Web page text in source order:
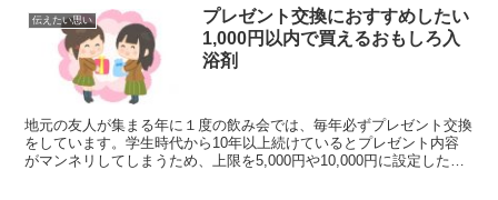
伝えたい思い
プレゼント交換におすすめしたい
1,000円以内で買えるおもしろ入
浴剤
地元の友人が集まる年に１度の飲み会では、毎年必ずプレゼント交換
をしています。学生時代から10年以上続けているとプレゼント内容
がマンネリしてしまうため、上限を5,000円や10,000円に設定したこ